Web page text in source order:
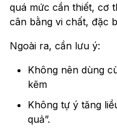
quá mức cần thiết, cơ
cân bằng vi chất, đặc
Ngoài ra, cần lưu ý:
Không nên dùng
kẽm
Không tự ý tăng
quả”.